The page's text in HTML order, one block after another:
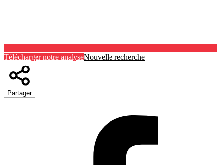
Télécharger notre analyseNouvelle recherche
Partager